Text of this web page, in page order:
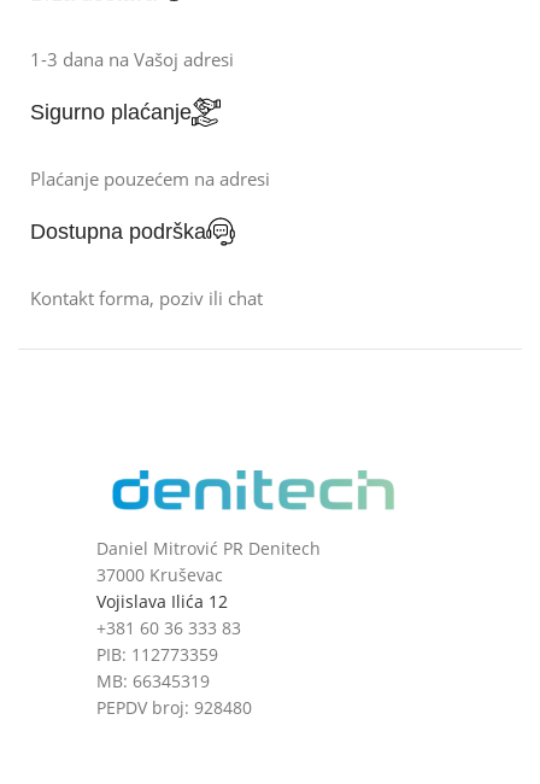
1-3 dana na Vašoj adresi
Sigurno plaćanje
Plaćanje pouzećem na adresi
Dostupna podrška
Kontakt forma, poziv ili chat
Daniel Mitrović PR Denitech
37000 Kruševac
Vojislava Ilića 12
+381 60 36 333 83
PIB: 112773359
MB: 66345319
PEPDV broj: 928480